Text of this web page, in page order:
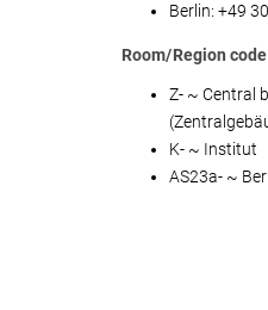
Berlin: +49 30
Room/Region
Z- ~ Central
K- ~ Institut
AS23a- ~